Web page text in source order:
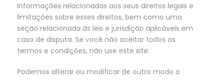
informações relacionadas aos seus direitos legais e
limitações sobre esses direitos, bem como uma
seção relacionada às leis e jurisdição aplicáveis em
caso de disputa. Se você não aceitar todos os
termos e condições, não use este site.
Podemos alterar ou modificar de outro modo o